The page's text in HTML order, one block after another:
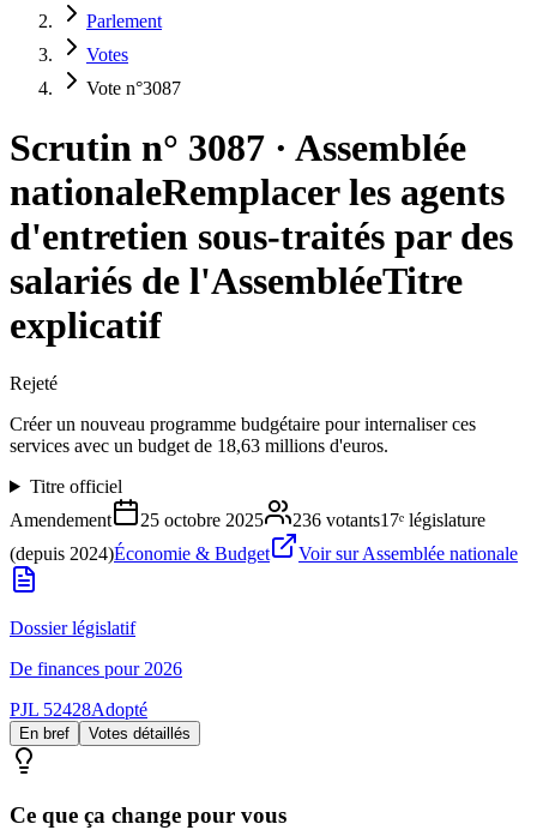
Parlement
Votes
Vote n°3087
Scrutin n° 3087 · Assemblée
nationaleRemplacer les agents
d'entretien sous-traités par des
salariés de l'AssembléeTitre
explicatif
Rejeté
Créer un nouveau programme budgétaire pour internaliser ces
services avec un budget de 18,63 millions d'euros.
Titre officiel
Amendement
25 octobre 2025 236 votants17ᵉ législature
(depuis 2024)Économie & Budget Voir sur Assemblée nationale
Dossier législatif
De finances pour 2026
PJL 52428Adopté
En bref Votes détaillés
Ce que ça change pour vous